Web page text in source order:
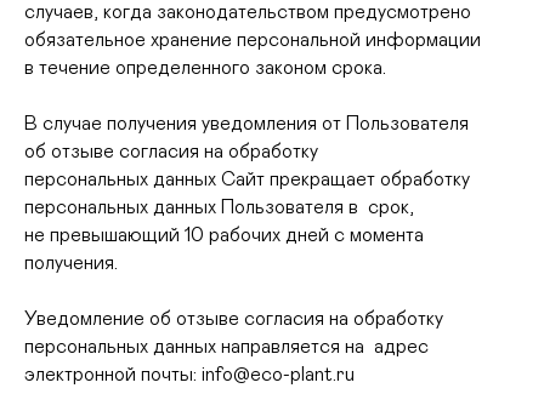
случаев, когда законодательством предусмотрено
обязательное хранение персональной информации
в течение определенного законом срока.
В случае получения уведомления от Пользователя
об отзыве согласия на обработку
персональных данных Сайт прекращает обработку
персональных данных Пользователя в срок,
не превышающий 10 рабочих дней с момента
получения.
Уведомление об отзыве согласия на обработку
персональных данных направляется на адрес
электронной почты: info@eco-plant.ru